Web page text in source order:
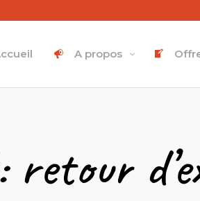
A propos